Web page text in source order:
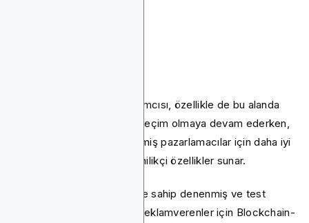
Bitmedia birçok kripto reklamcısı, özellikle de bu alanda
yeni olanlar için sağlam bir seçim olmaya devam ederken,
Blockchain-Ads, daha gelişmiş pazarlamacılar için daha iyi
sonuçlar sağlayabilecek yenilikçi özellikler sunar.
Kripto alanında geniş erişime sahip denenmiş ve test
edilmiş bir platform arayan reklamverenler için Blockchain-